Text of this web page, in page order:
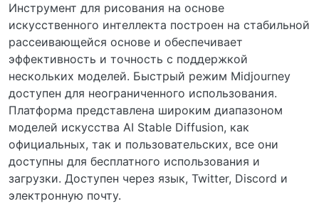
Инструмент для рисования на основе
искусственного интеллекта построен на стабильной
рассеивающейся основе и обеспечивает
эффективность и точность с поддержкой
нескольких моделей. Быстрый режим Midjourney
доступен для неограниченного использования.
Платформа представлена широким диапазоном
моделей искусства AI Stable Diffusion, как
официальных, так и пользовательских, все они
доступны для бесплатного использования и
загрузки. Доступен через язык, Twitter, Discord и
электронную почту.